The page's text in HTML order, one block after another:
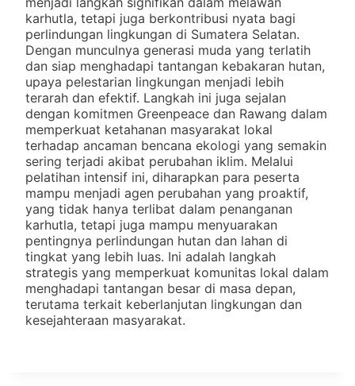
karhutla, tetapi juga berkontribusi nyata bagi
perlindungan lingkungan di Sumatera Selatan.
Dengan munculnya generasi muda yang terlatih
dan siap menghadapi tantangan kebakaran hutan,
upaya pelestarian lingkungan menjadi lebih
terarah dan efektif. Langkah ini juga sejalan
dengan komitmen Greenpeace dan Rawang dalam
memperkuat ketahanan masyarakat lokal
terhadap ancaman bencana ekologi yang semakin
sering terjadi akibat perubahan iklim. Melalui
pelatihan intensif ini, diharapkan para peserta
mampu menjadi agen perubahan yang proaktif,
yang tidak hanya terlibat dalam penanganan
karhutla, tetapi juga mampu menyuarakan
pentingnya perlindungan hutan dan lahan di
tingkat yang lebih luas. Ini adalah langkah
strategis yang memperkuat komunitas lokal dalam
menghadapi tantangan besar di masa depan,
terutama terkait keberlanjutan lingkungan dan
kesejahteraan masyarakat.